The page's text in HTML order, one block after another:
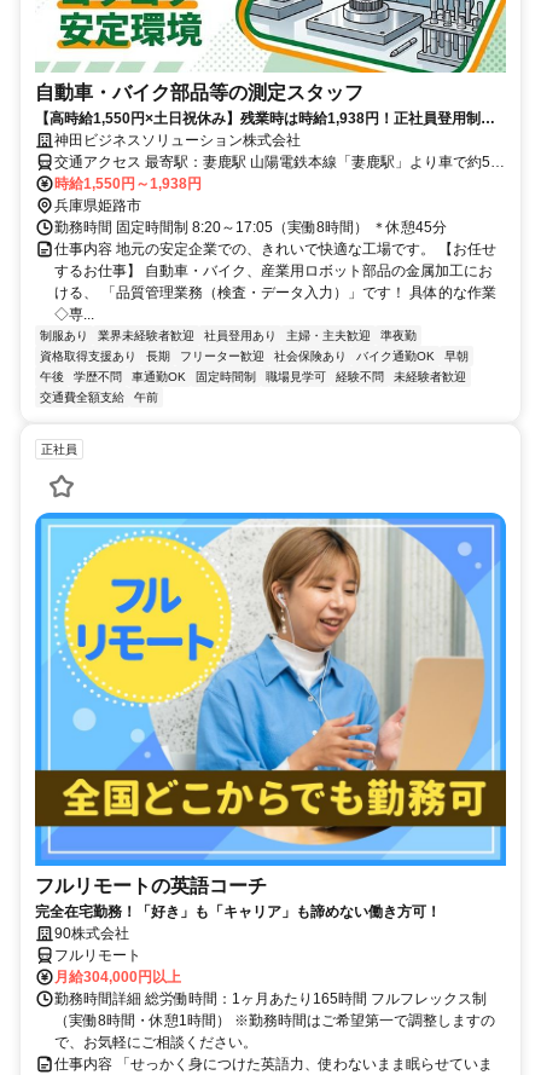
自動車・バイク部品等の測定スタッフ
【高時給1,550円×土日祝休み】残業時は時給1,938円！正社員登用制度
ありで安定して長く働ける環境です★
神田ビジネスソリューション株式会社
交通アクセス 最寄駅：妻鹿駅 山陽電鉄本線「妻鹿駅」より車で約5分
✅️車・バイク通勤OK ✅️無料駐車場完備！
時給1,550円～1,938円
兵庫県姫路市
勤務時間 固定時間制 8:20～17:05（実働8時間） ＊休憩45分
仕事内容 地元の安定企業での、きれいで快適な工場です。 【お任せ
するお仕事】 自動車・バイク、産業用ロボット部品の金属加工にお
ける、 「品質管理業務（検査・データ入力）」です！ 具体的な作業
◇専...
制服あり 業界未経験者歓迎 社員登用あり 主婦・主夫歓迎
準夜勤
資格取得支援あり
長期 フリーター歓迎 社会保険あり バイク通勤OK
早朝
午後
学歴不問 車通勤OK 固定時間制 職場見学可 経験不問
未経験者歓迎
交通費全額支給
午前
正社員
フルリモートの英語コーチ
完全在宅勤務！「好き」も「キャリア」も諦めない働き方可！
90株式会社
フルリモート
月給304,000円以上
勤務時間詳細 総労働時間：1ヶ月あたり165時間 フルフレックス制
（実働8時間・休憩1時間） ※勤務時間はご希望第一で調整しますの
で、お気軽にご相談ください。
仕事内容 「せっかく身につけた英語力、使わないまま眠らせていま